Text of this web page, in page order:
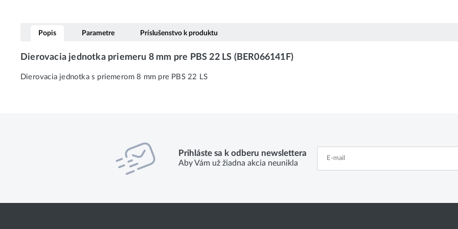
Popis Parametre Príslušenstvo k produktu
Dierovacia jednotka priemeru 8 mm pre PBS 22 LS (BER066141F)
Dierovacia jednotka s priemerom 8 mm pre PBS 22 LS
Prihláste sa k odberu newslettera
Aby Vám už žiadna akcia neunikla